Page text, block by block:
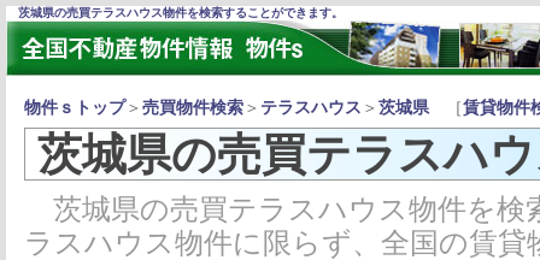
茨城県の売買テラスハウス物件を検索することができます。
物件ｓトップ＞ 売買物件検索 ＞ テラスハウス ＞ 茨城県［賃貸物件
茨城県の売買テラスハ
茨城県の売買テラスハウス物件を検
ラスハウス物件に限らず、全国の賃貸